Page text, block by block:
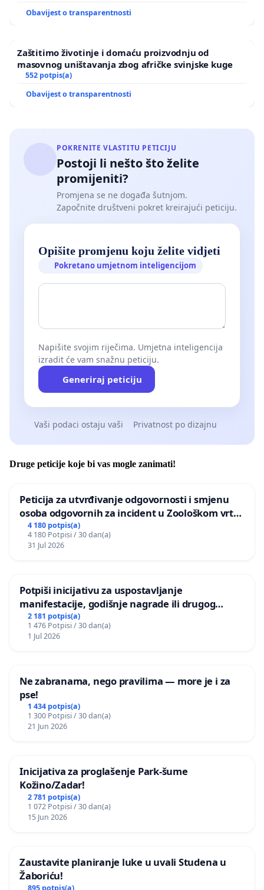
Obavijest o transparentnosti
Zaštitimo životinje i domaću proizvodnju od
masovnog uništavanja zbog afričke svinjske kuge
552 potpis(a)
Obavijest o transparentnosti
POKRENITE VLASTITU PETICIJU
Postoji li nešto što želite
promijeniti?
Promjena se ne događa šutnjom.
Započnite društveni pokret kreirajući peticiju.
Opišite promjenu koju želite vidjeti
Pokretano umjetnom inteligencijom
Napišite svojim riječima. Umjetna inteligencija
izradit će vam snažnu peticiju.
Generiraj peticiju
Vaši podaci ostaju vaši Privatnost po dizajnu
Druge peticije koje bi vas mogle zanimati!
Peticija za utvrđivanje odgovornosti i smjenu
osoba odgovornih za incident u Zoološkom vrtu
Grada Zagreba
4 180 potpis(a)
4 180 Potpisi / 30 dan(a)
31 Jul 2026
Potpiši inicijativu za uspostavljanje
manifestacije, godišnje nagrade ili drugog
javnog događaja „Edin Avdić“ u Sarajevu
2 181 potpis(a)
1 476 Potpisi / 30 dan(a)
1 Jul 2026
Ne zabranama, nego pravilima — more je i za
pse!
1 434 potpis(a)
1 300 Potpisi / 30 dan(a)
21 Jun 2026
Inicijativa za proglašenje Park-šume
Kožino/Zadar!
2 781 potpis(a)
1 072 Potpisi / 30 dan(a)
15 Jun 2026
Zaustavite planiranje luke u uvali Studena u
Žaboriću!
895 potpis(a)